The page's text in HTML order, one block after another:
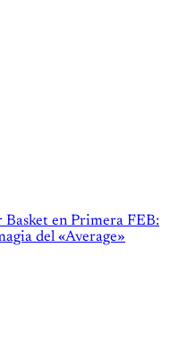
Basket en Primera FEB:
del «Average»